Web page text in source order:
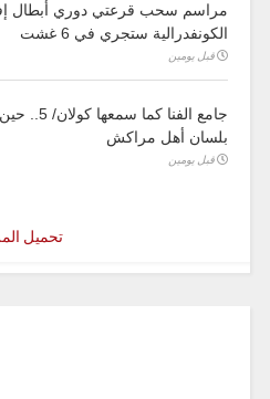
مراسم سحب قرعتي دوري أبطال
الكونفدرالية ستجري في 6 غشت
قبل يومين
جامع الفنا
بلسان أهل مراكش
قبل يومين
تحميل